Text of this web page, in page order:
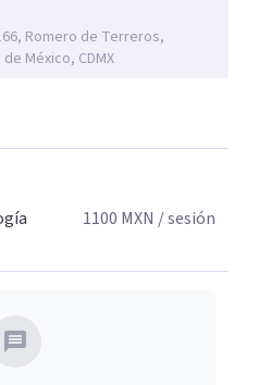
Romero de Terreros,
México, CDMX
1100 MXN / sesión